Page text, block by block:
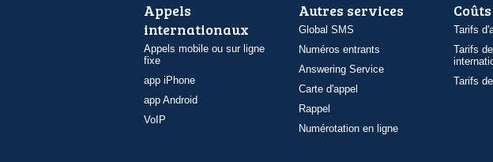
Appels
internationaux
Appels mobile ou sur ligne
fixe
app iPhone
app Android
VoIP
Autres services
Global SMS
Numéros entrants
Answering Service
Carte d'appel
Rappel
Numérotation en ligne
Coûts
Tarifs
Tarifs
Tarifs